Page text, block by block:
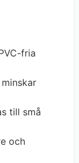
fria
till små
och